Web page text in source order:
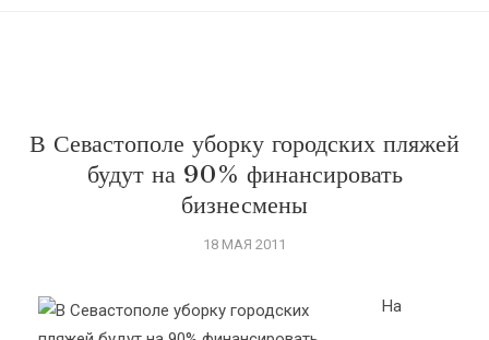
В Севастополе уборку городских пляжей
будут на 90% финансировать
бизнесмены
18 МАЯ 2011
На